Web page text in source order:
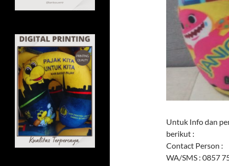
Untuk Info dan
berikut :
Contact Person :
WA/SMS : 0857